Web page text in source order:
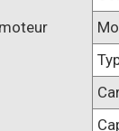
moteur